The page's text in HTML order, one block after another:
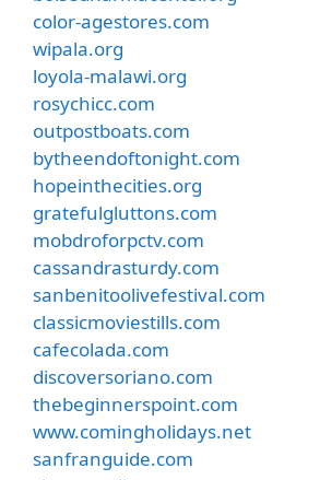
color-agestores.com
wipala.org
loyola-malawi.org
rosychicc.com
outpostboats.com
bytheendoftonight.com
hopeinthecities.org
gratefulgluttons.com
mobdroforpctv.com
cassandrasturdy.com
sanbenitoolivefestival.com
classicmoviestills.com
cafecolada.com
discoversoriano.com
thebeginnerspoint.com
www.comingholidays.net
sanfranguide.com